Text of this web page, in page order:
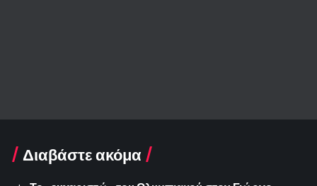
Διαβάστε ακόμα